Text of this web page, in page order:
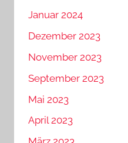
Januar 2024
Dezember 2023
November 2023
September 2023
Mai 2023
April 2023